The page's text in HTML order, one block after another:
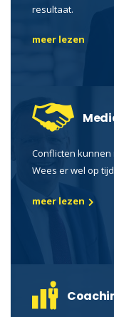
resultaat.
meer lezen
Conflicten
Wees er wel op
meer lezen